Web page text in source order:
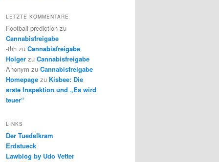
LETZTE KOMMENTARE
Football prediction zu
Cannabisfreigabe
-thh zu Cannabisfreigabe
Holger zu Cannabisfreigabe
Anonym zu Cannabisfreigabe
Homepage zu Kisbee: Die
erste Inspektion und „Es wird
teuer“
LINKS
Der Tuedelkram
Erdstueck
Lawblog by Udo Vetter